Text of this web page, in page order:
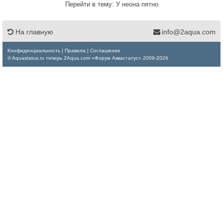
Перейти в тему: У неона пятно
На главную info@2aqua.com
Конфиденциальность Правила
Соглашение
© Aquastatus.ru теперь 2Aqua.com «Форум Аквастатус» 2009-2026